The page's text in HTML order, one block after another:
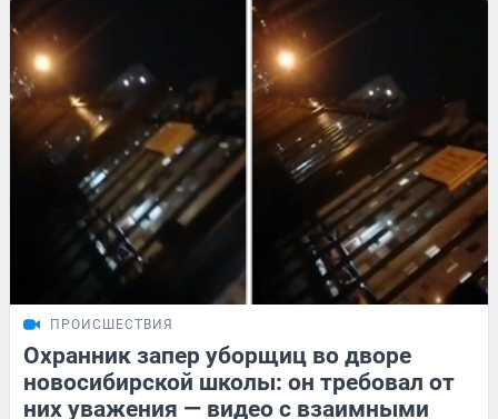
ПРОИСШЕСТВИЯ
Охранник запер уборщиц во дворе
новосибирской школы: он требовал от
них уважения — видео с взаимными